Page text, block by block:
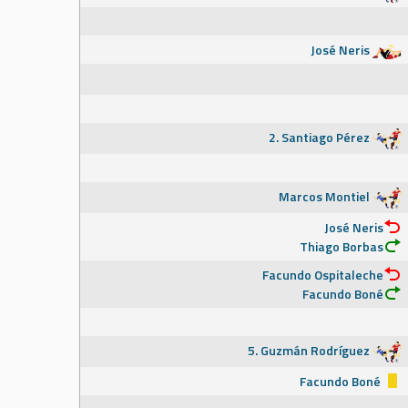
José Neris
2. Santiago Pérez
Marcos Montiel
José Neris
Thiago Borbas
Facundo Ospitaleche
Facundo Boné
5. Guzmán Rodríguez
Facundo Boné